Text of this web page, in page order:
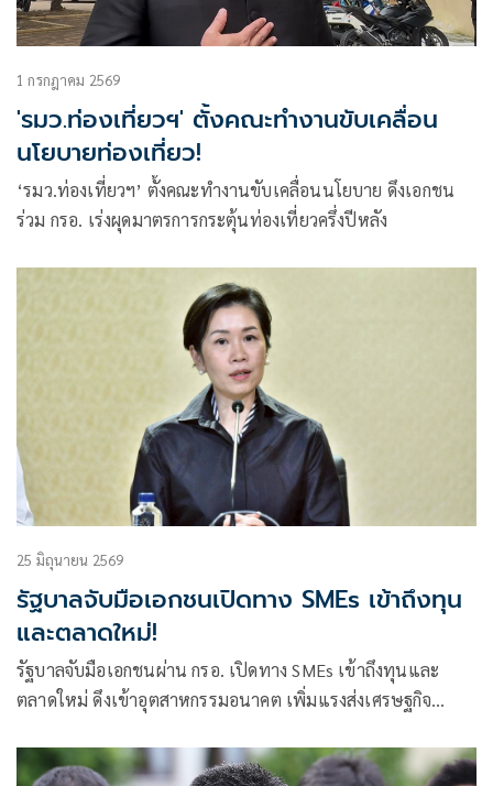
1 กรกฎาคม 2569
'รมว.ท่องเที่ยวฯ' ตั้งคณะทำงานขับเคลื่อน
นโยบายท่องเที่ยว!
‘รมว.ท่องเที่ยวฯ’ ตั้งคณะทำงานขับเคลื่อนนโยบาย ดึงเอกชน
ร่วม กรอ. เร่งผุดมาตรการกระตุ้นท่องเที่ยวครึ่งปีหลัง
25 มิถุนายน 2569
รัฐบาลจับมือเอกชนเปิดทาง SMEs เข้าถึงทุน
และตลาดใหม่!
รัฐบาลจับมือเอกชนผ่าน กรอ. เปิดทาง SMEs เข้าถึงทุนและ
ตลาดใหม่ ดึงเข้าอุตสาหกรรมอนาคต เพิ่มแรงส่งเศรษฐกิจ